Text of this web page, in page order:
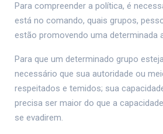
Para compreender a política, é
está no comando, quais grupos,
estão promovendo uma determinada
Para que um determinado grupo
necessário que sua autoridade ou
respeitados e temidos; sua
precisa ser maior do que a
se evadirem.